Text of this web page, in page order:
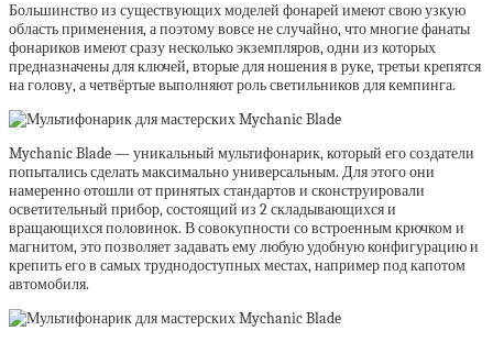
Большинство из существующих моделей фонарей имеют свою узкую
область применения, а поэтому вовсе не случайно, что многие фанаты
фонариков имеют сразу несколько экземпляров, одни из которых
предназначены для ключей, вторые для ношения в руке, третьи крепятся
на голову, а четвёртые выполняют роль светильников для кемпинга.
Mychanic Blade — уникальный мультифонарик, который его создатели
попытались сделать максимально универсальным. Для этого они
намеренно отошли от принятых стандартов и сконструировали
осветительный прибор, состоящий из 2 складывающихся и
вращающихся половинок. В совокупности со встроенным крючком и
магнитом, это позволяет задавать ему любую удобную конфигурацию и
крепить его в самых труднодоступных местах, например под капотом
автомобиля.